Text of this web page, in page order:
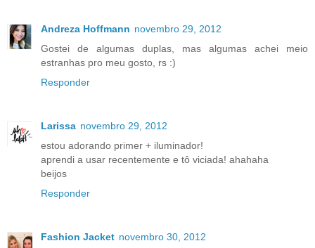
Andreza Hoffmann novembro 29, 2012
Gostei de algumas duplas, mas algumas achei meio
estranhas pro meu gosto, rs :)
Responder
Larissa novembro 29, 2012
estou adorando primer + iluminador!
aprendi a usar recentemente e tô viciada! ahahaha
beijos
Responder
Fashion Jacket novembro 30, 2012